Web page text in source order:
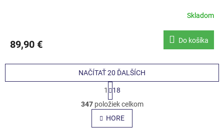
Skladom
89,90 € Do košíka
O
v
l
á
NAČÍTAŤ 20 ĎALŠÍCH
S
t
r
á
n
k
1
18
347položiek celkom
HORE